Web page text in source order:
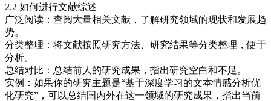
2.2 如何进行文献综述
广泛阅读：查阅大量相关文献，了解研究领域的现状和发展趋
势。
分类整理：将文献按照研究方法、研究结果等分类整理，便于
分析。
总结对比：总结前人的研究成果，指出研究空白和不足。
实例：如果你的研究主题是“基于深度学习的文本情感分析优
化研究”，可以总结国内外在这一领域的研究成果，指出当前